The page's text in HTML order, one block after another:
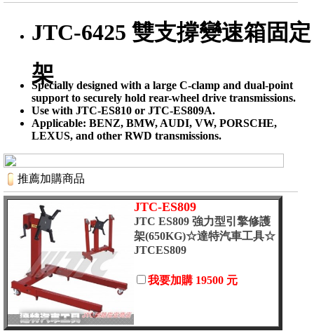
JTC-6425 雙支撐變速箱固定
架
Specially designed with a large C-clamp and dual-point
support to securely hold rear-wheel drive transmissions.
Use with JTC-ES810 or JTC-ES809A.
Applicable: BENZ, BMW, AUDI, VW, PORSCHE,
LEXUS, and other RWD transmissions.
推薦加購商品
JTC-ES809
JTC ES809 強力型引擎修護
架(650KG)☆達特汽車工具☆
JTCES809
我要加購 19500 元